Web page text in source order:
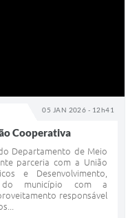
05 JAN 2026 - 12h41
Cooperativa
Departamento de Meio
parceria com a União
e Desenvolvimento,
do município com a
responsável